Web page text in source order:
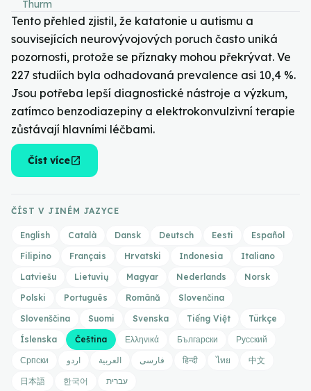
Thurm
Tento přehled zjistil, že katatonie u autismu a
souvisejících neurovývojových poruch často uniká
pozornosti, protože se příznaky mohou překrývat. Ve
227 studiích byla odhadovaná prevalence asi 10,4 %.
Jsou potřeba lepší diagnostické nástroje a výzkum,
zatímco benzodiazepiny a elektrokonvulzivní terapie
zůstávají hlavními léčbami.
Číst víceopen_in_new
ČÍST V JINÉM JAZYCE
English Català Dansk Deutsch Eesti
Español
Filipino
Français Hrvatski Indonesia
Italiano
Latviešu
Lietuvių Magyar Nederlands
Norsk
Polski
Português Română
Slovenčina
Slovenščina
Suomi Svenska Tiếng Việt
Türkçe
Íslenska
Čeština Ελληνικά Български
Русский
Српски
اردو العربية فارسی हिन्दी ไทย
中文
日本語
한국어 עברית